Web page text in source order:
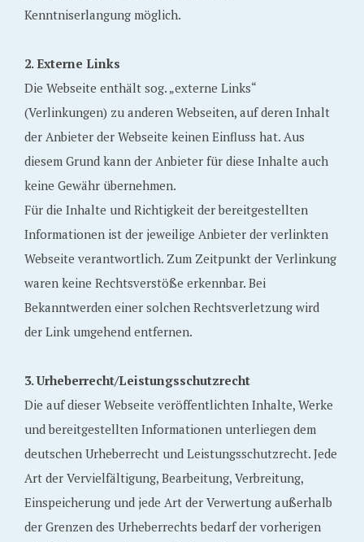
Kenntniserlangung möglich.
2. Externe Links
Die Webseite enthält sog. „externe Links“
(Verlinkungen) zu anderen Webseiten, auf deren Inhalt
der Anbieter der Webseite keinen Einfluss hat. Aus
diesem Grund kann der Anbieter für diese Inhalte auch
keine Gewähr übernehmen.
Für die Inhalte und Richtigkeit der bereitgestellten
Informationen ist der jeweilige Anbieter der verlinkten
Webseite verantwortlich. Zum Zeitpunkt der Verlinkung
waren keine Rechtsverstöße erkennbar. Bei
Bekanntwerden einer solchen Rechtsverletzung wird
der Link umgehend entfernen.
3. Urheberrecht/Leistungsschutzrecht
Die auf dieser Webseite veröffentlichten Inhalte, Werke
und bereitgestellten Informationen unterliegen dem
deutschen Urheberrecht und Leistungsschutzrecht. Jede
Art der Vervielfältigung, Bearbeitung, Verbreitung,
Einspeicherung und jede Art der Verwertung außerhalb
der Grenzen des Urheberrechts bedarf der vorherigen